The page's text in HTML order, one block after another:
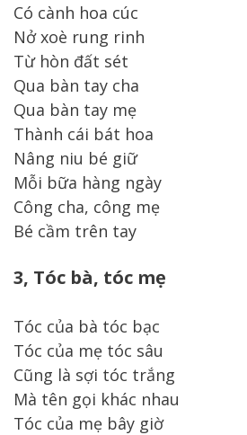
Có cành hoa cúc
Nở xoè rung rinh
Từ hòn đất sét
Qua bàn tay cha
Qua bàn tay mẹ
Thành cái bát hoa
Nâng niu bé giữ
Mỗi bữa hàng ngày
Công cha, công mẹ
Bé cầm trên tay
3, Tóc bà, tóc mẹ
Tóc của bà tóc bạc
Tóc của mẹ tóc sâu
Cũng là sợi tóc trắng
Mà tên gọi khác nhau
Tóc của mẹ bây giờ